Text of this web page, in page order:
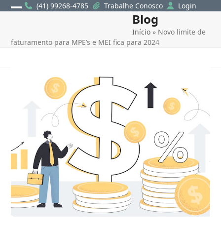
Skip
(41) 99268-4785 Trabalhe Conosco Login
Blog
Início » Novo limite de
faturamento para MPE’s e MEI fica para 2024